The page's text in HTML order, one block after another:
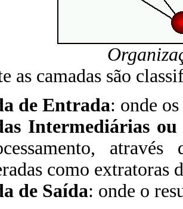
as camadas são
de Entrada: onde
Intermediárias ou
através
como extratoras
de Saída: onde o